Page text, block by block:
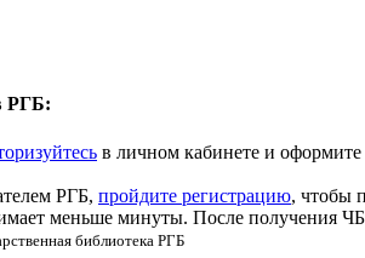
РГБ:
в личном кабинете и оформите
РГБ, пройдите регистрацию, чтобы
меньше минуты. После получения
библиотека РГБ